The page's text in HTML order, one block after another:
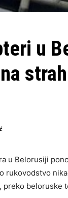
u
u Belorusiji
rukovodstvo
preko beloruske